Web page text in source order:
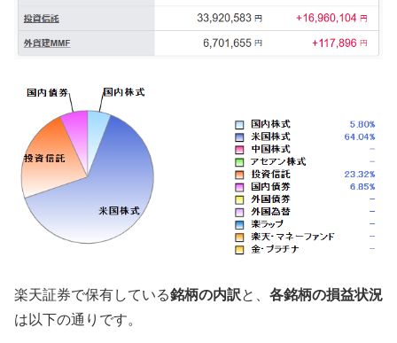
楽天証券で保有している銘柄の内訳と、 各銘柄の損益状況
は以下の通りです。